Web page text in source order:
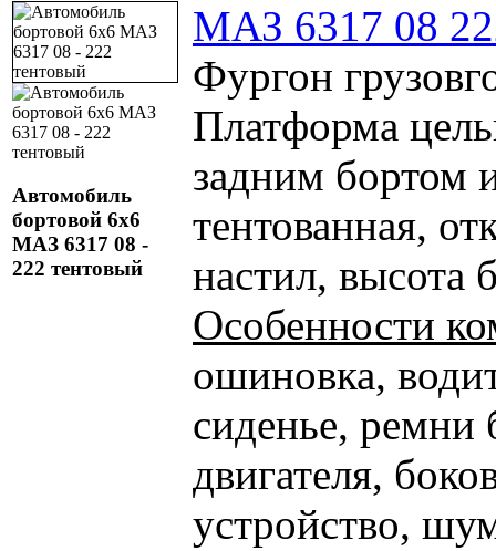
Автомобиль
бортовой 6х6
МАЗ 6317 08 -
222 тентовый
МАЗ 6317 08
Фургон
Платформа
задним бортом
тентованная,
настил, высота
Особенности
ошиновка,
сиденье, ремни
двигателя,
устройство,